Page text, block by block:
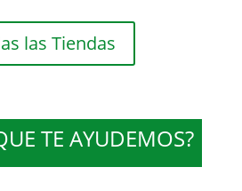
las Tiendas
TE AYUDEMOS?